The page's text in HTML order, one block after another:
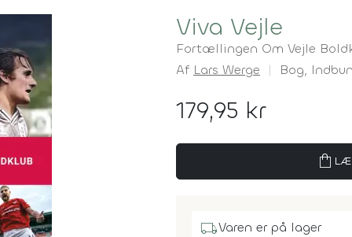
Viva Vejle
Fortællingen Om Vejle
Af Lars Werge Bog,
179,95 kr
shopping_bag
local_shippingVaren er på lager